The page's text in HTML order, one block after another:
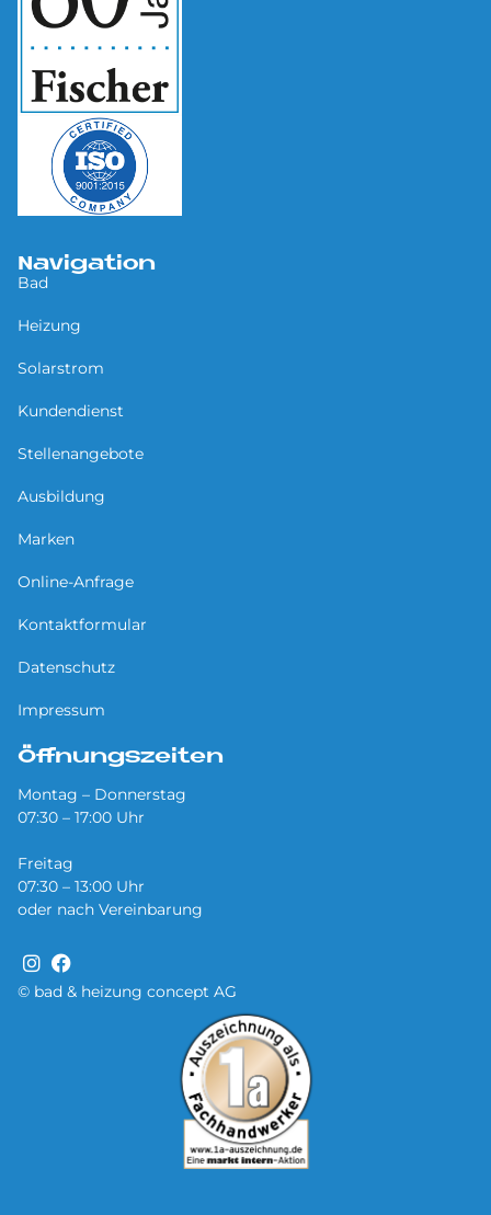
© bad & heizung concept AG
Navigation
Bad
Heizung
Solarstrom
Kundendienst
Stellenangebote
Ausbildung
Marken
Online-Anfrage
Kontaktformular
Datenschutz
Impressum
Öffnungszeiten
Montag – Donnerstag
07:30 – 17:00 Uhr
Freitag
07:30 – 13:00 Uhr
oder nach Vereinbarung